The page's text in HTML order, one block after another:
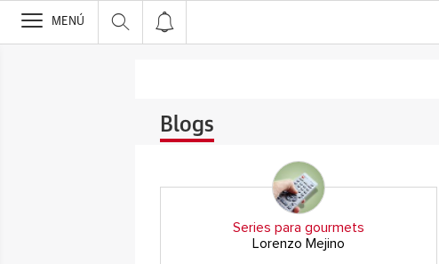
>
MENÚ
Blogs
Series para gourmets
Lorenzo Mejino